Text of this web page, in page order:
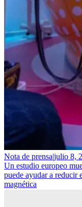
Nota de prensa|julio 8,
Un estudio europeo
puede ayudar a reducir
magnética